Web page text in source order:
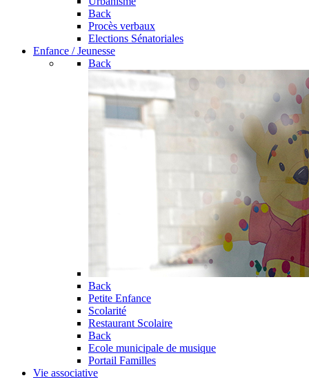
Back
Procès verbaux
Elections Sénatoriales
Enfance / Jeunesse
Back
Back
Petite Enfance
Scolarité
Restaurant Scolaire
Back
Ecole municipale de musique
Portail Familles
Vie associative